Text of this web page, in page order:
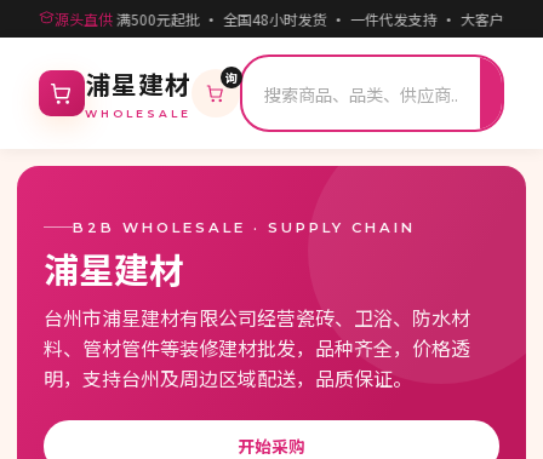
源头直供满500元起批 · 全国48小时发货 · 一件代发支持 · 大客户专属
浦星建材
WHOLESALE
询
B2B WHOLESALE · SUPPLY CHAIN
浦星建材
台州市浦星建材有限公司经营瓷砖、卫浴、防水材
料、管材管件等装修建材批发，品种齐全，价格透
明，支持台州及周边区域配送，品质保证。
开始采购